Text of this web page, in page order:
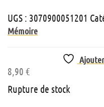
UGS : 3070900051201
Mémoire
8,90 €
Rupture de stock